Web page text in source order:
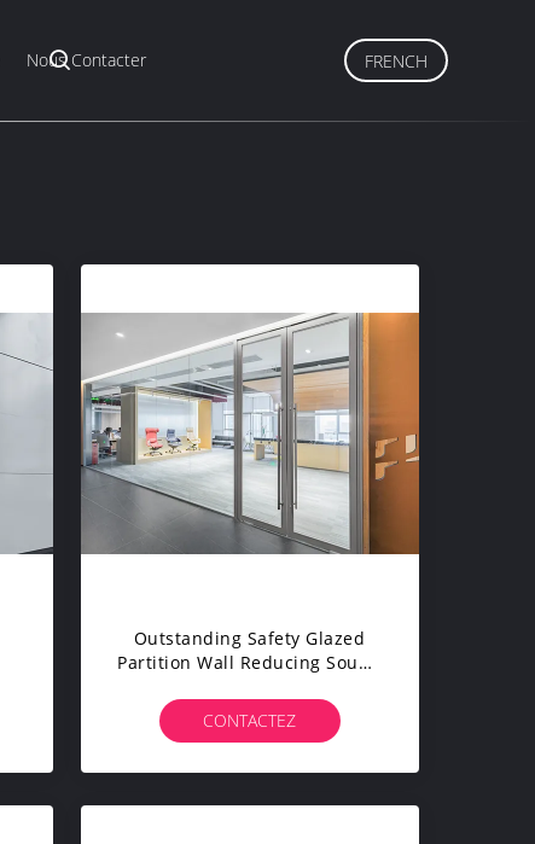
Nous Contacter FRENCH
Outstanding Safety Glazed
Partition Wall Reducing Sound
Partitioning Wall
CONTACTEZ